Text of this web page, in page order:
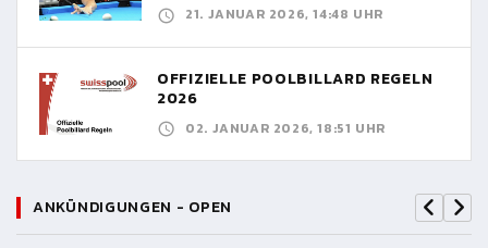
21. JANUAR 2026, 14:48 UHR
OFFIZIELLE POOLBILLARD REGELN
2026
02. JANUAR 2026, 18:51 UHR
ANKÜNDIGUNGEN - OPEN